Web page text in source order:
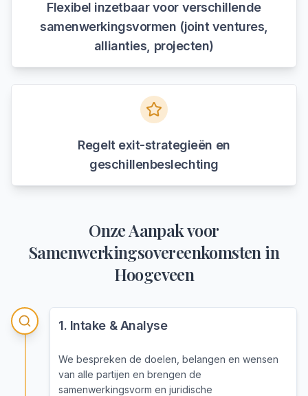
Flexibel inzetbaar voor verschillende
samenwerkingsvormen (joint ventures,
allianties, projecten)
Regelt exit-strategieën en
geschillenbeslechting
Onze Aanpak voor
Samenwerkingsovereenkomsten in
Hoogeveen
1. Intake & Analyse
We bespreken de doelen, belangen en wensen
van alle partijen en brengen de
samenwerkingsvorm en juridische